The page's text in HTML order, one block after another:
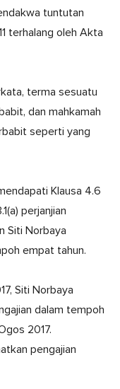
tuntutan
terhalang oleh Akta
terma sesuatu
dan mahkamah
seperti yang
Klausa 4.6
perjanjian
Siti Norbaya
empat tahun.
Siti Norbaya
dalam tempoh
2017.
pengajian